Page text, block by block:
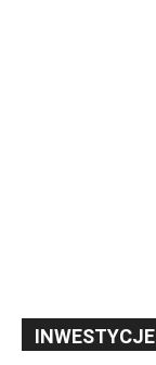
INWESTYCJE